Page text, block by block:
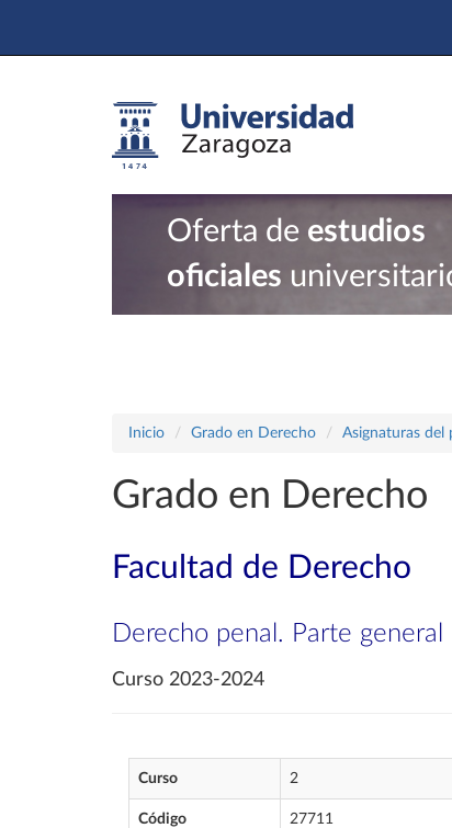
Oferta de estudios
oficiales
Inicio Grado en Derecho Asignaturas del
Grado en Derecho
Facultad de Derecho
Derecho penal. Parte general
Curso 2023-2024
Curso 2
Código 27711